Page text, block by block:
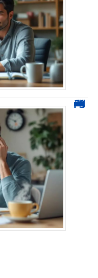
0270 démarchage : comment repérer, bloquer et signaler ces appels